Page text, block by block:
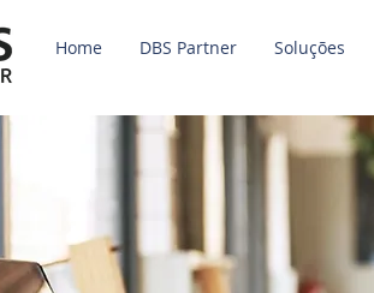
Home DBS Partner Soluções